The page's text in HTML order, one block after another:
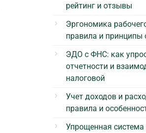
рейтинг и отзывы
Эргономика
правила и принципы
ЭДО с ФНС: как
отчетности и
налоговой
Учет доходов и
правила и
Упрощенная система